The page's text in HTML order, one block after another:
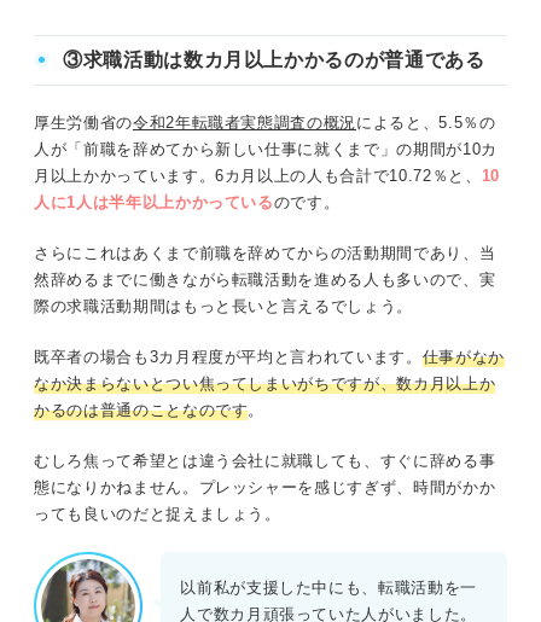
③求職活動は数カ月以上かかるのが普通である
厚生労働省の令和2年転職者実態調査の概況 によると、5.5％の
人が「前職を辞めてから新しい仕事に就くまで」の期間が10カ
月以上かかっています。6カ月以上の人も合計で10.72％と、 10
人に1人は半年以上かかっているのです。
さらにこれはあくまで前職を辞めてからの活動期間であり、当
然辞めるまでに働きながら転職活動を進める人も多いので、実
際の求職活動期間はもっと長いと言えるでしょう。
既卒者の場合も3カ月程度が平均と言われています。 仕事がなか
なか決まらないとつい焦ってしまいがちですが、数カ月以上か
かるのは普通のことなのです。
むしろ焦って希望とは違う会社に就職しても、すぐに辞める事
態になりかねません。プレッシャーを感じすぎず、時間がかか
っても良いのだと捉えましょう。
以前私が支援した中にも、転職活動を一
人で数カ月頑張っていた人がいました。